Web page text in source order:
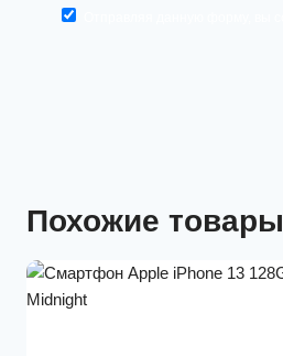
Похожие товары